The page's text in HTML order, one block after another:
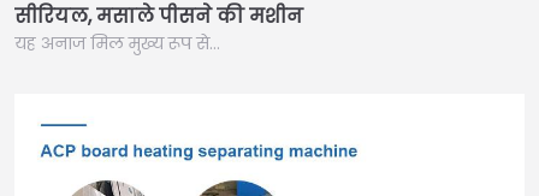
सीरियल, मसाले पीसने की मशीन
यह अनाज मिल मुख्य रूप से…